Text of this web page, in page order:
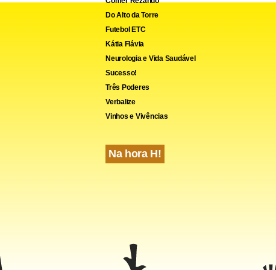
comunitária seria de abordar os problemas dentro dessas favelas,
Do Alto da Torre
Futebol ETC
Kátia Flávia
Neurologia e Vida Saudável
Sucesso!
Três Poderes
Verbalize
Vinhos e Vivências
Na hora H!